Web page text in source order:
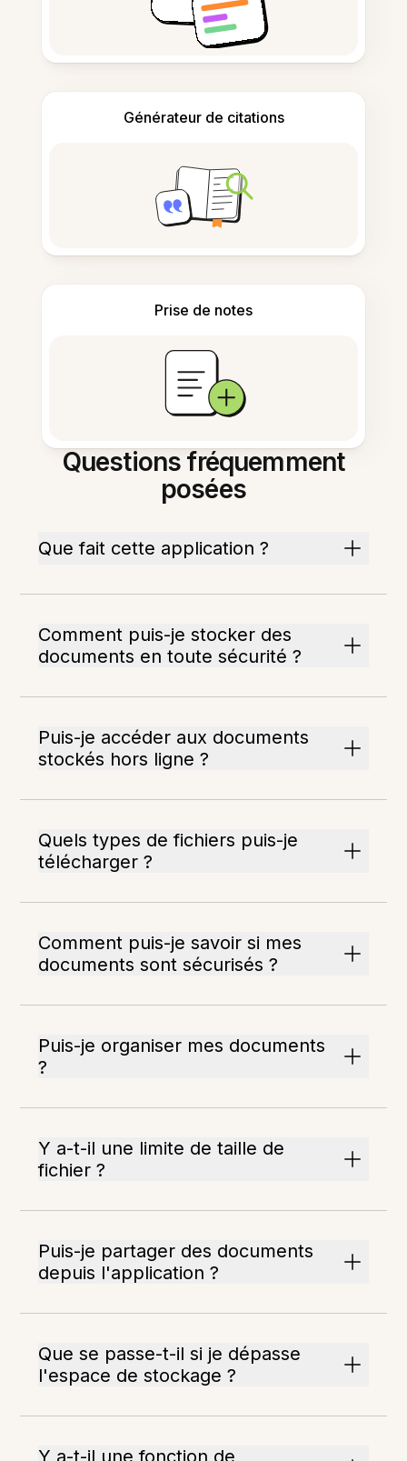
Générateur de citations
Prise de notes
Questions fréquemment
posées
Que fait cette application ?
Comment puis-je stocker des
documents en toute sécurité ?
Puis-je accéder aux documents
stockés hors ligne ?
Quels types de fichiers puis-je
télécharger ?
Comment puis-je savoir si mes
documents sont sécurisés ?
Puis-je organiser mes documents
?
Y a-t-il une limite de taille de
fichier ?
Puis-je partager des documents
depuis l'application ?
Que se passe-t-il si je dépasse
l'espace de stockage ?
Y a-t-il une fonction de